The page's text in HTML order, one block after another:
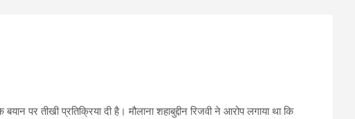
पर तीखी प्रतिक्रिया दी है। मौलाना शहाबुद्दीन रिजवी ने आरोप लगाया था कि